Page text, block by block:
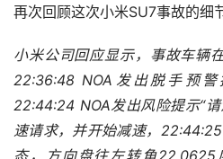
再次回顾这次小米SU7事故的细
小米公司回应显示，事故车辆
22:36:48 NOA发出脱手预警
22:44:24 NOA发出风险提示“
速请求，并开始减速，